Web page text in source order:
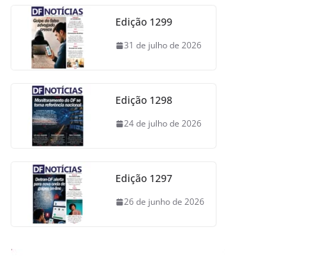
Edição 1299
31 de julho de 2026
Edição 1298
24 de julho de 2026
Edição 1297
26 de junho de 2026